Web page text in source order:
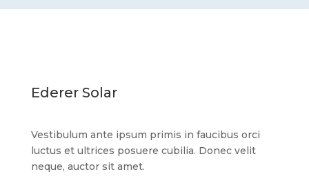
Ederer Solar
Vestibulum ante ipsum primis in faucibus orci
luctus et ultrices posuere cubilia. Donec velit
neque, auctor sit amet.